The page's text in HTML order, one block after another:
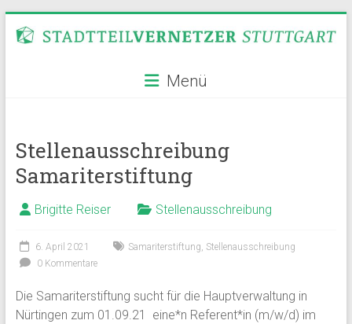
Inhalt
Stadtteilvernetzer
Menü
Stellenausschreibung
Samariterstiftung
Brigitte Reiser Stellenausschreibung
6. April 2021 Samariterstiftung, Stellenausschreibung
0 Kommentare
Die Samariterstiftung sucht für die Hauptverwaltung in
Nürtingen zum 01.09.21 eine*n Referent*in (m/w/d) im